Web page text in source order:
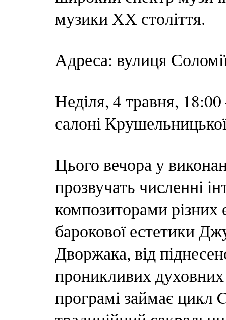
музики ХХ століття.
Адреса: вулиця
Неділя, 4 травня,
салоні
Цього вечора у
прозвучать численні
композиторами різних
барокової естетики
Дворжака, від
проникливих духовних
програмі займає цикл